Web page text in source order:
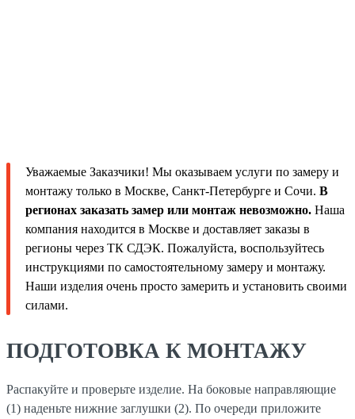
Уважаемые Заказчики! Мы оказываем услуги по замеру и
монтажу только в Москве, Санкт-Петербурге и Сочи. В
регионах заказать замер или монтаж невозможно. Наша
компания находится в Москве и доставляет заказы в
регионы через ТК СДЭК. Пожалуйста, воспользуйтесь
инструкциями по самостоятельному замеру и монтажу.
Наши изделия очень просто замерить и установить своими
силами.
ПОДГОТОВКА К МОНТАЖУ
Распакуйте и проверьте изделие. На боковые направляющие
(1) наденьте нижние заглушки (2). По очереди приложите